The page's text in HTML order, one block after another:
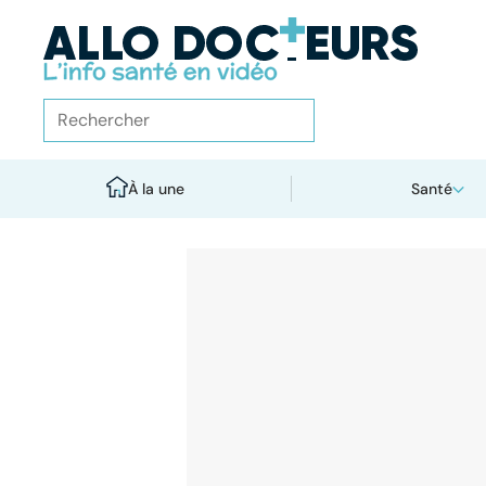
À la une Santé